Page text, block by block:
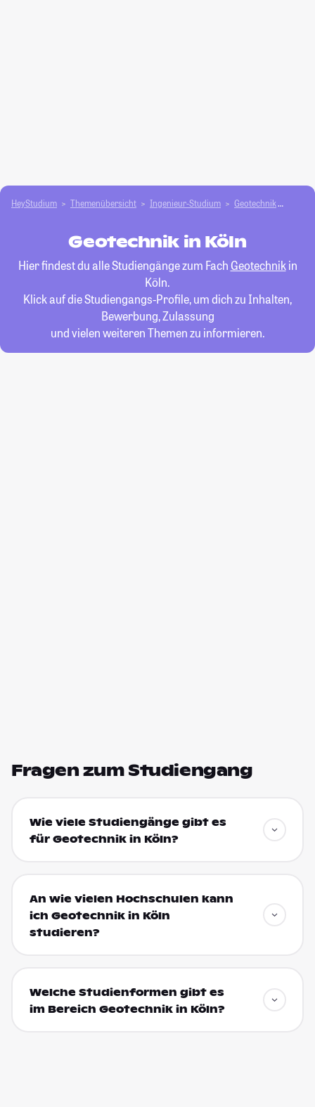
HeyStudium Themenübersicht Ingenieur-Studium Geotechnik
Geotechnik in Köln
Hier findest du alle Studiengänge zum Fach Geotechnikin
Köln.
Klick auf die Studiengangs-Profile, um dich zu Inhalten,
Bewerbung, Zulassung
und vielen weiteren Themen zu informieren.
Fragen zum Studiengang
Wie viele Studiengänge gibt es
für Geotechnik in Köln?
An wie vielen Hochschulen kann
ich Geotechnik in Köln
studieren?
Welche Studienformen gibt es
im Bereich Geotechnik in Köln?